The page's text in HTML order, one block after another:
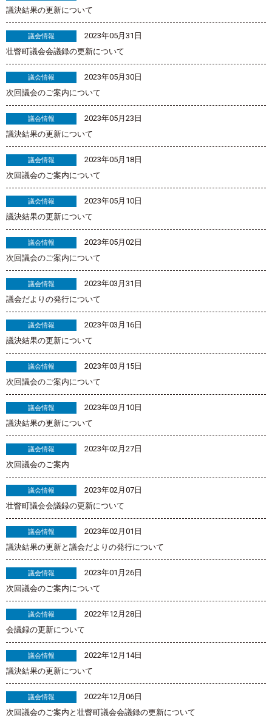
議決結果の更新について
議会情報
2023年05月31日
壮瞥町議会会議録の更新について
議会情報
2023年05月30日
次回議会のご案内について
議会情報
2023年05月23日
議決結果の更新について
議会情報
2023年05月18日
次回議会のご案内について
議会情報
2023年05月10日
議決結果の更新について
議会情報
2023年05月02日
次回議会のご案内について
議会情報
2023年03月31日
議会だよりの発行について
議会情報
2023年03月16日
議決結果の更新について
議会情報
2023年03月15日
次回議会のご案内について
議会情報
2023年03月10日
議決結果の更新について
議会情報
2023年02月27日
次回議会のご案内
議会情報
2023年02月07日
壮瞥町議会会議録の更新について
議会情報
2023年02月01日
議決結果の更新と議会だよりの発行について
議会情報
2023年01月26日
次回議会のご案内について
議会情報
2022年12月28日
会議録の更新について
議会情報
2022年12月14日
議決結果の更新について
議会情報
2022年12月06日
次回議会のご案内と壮瞥町議会会議録の更新について